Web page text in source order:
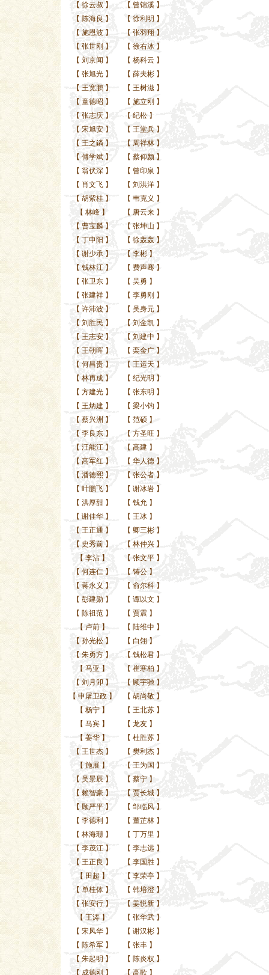
【 徐云叔 】 【 曾锦溪 】
【 陈海良 】 【 徐利明 】
【 施恩波】 【 张羽翔 】
【 张世刚 】 【 徐右冰 】
【 刘京闻 】 【 杨科云 】
【 张旭光】 【 薛夫彬 】
【 王宽鹏】 【 王树滋 】
【 童德昭 】 【 施立刚 】
【 张志庆】 【 纪松 】
【 宋旭安】 【 王堂兵 】
【 王之鏻】 【 周祥林 】
【 傅学斌】 【 蔡仰颜 】
【 翁伏深】 【 曾印泉 】
【 肖文飞】 【 刘洪洋 】
【 胡紫桂】 【 韦克义 】
【 林峰】 【 唐云来 】
【 曹宝麟】 【 张坤山 】
【 丁申阳 】 【 徐轰轰 】
【 谢少承】 【 李彬 】
【 钱林江】 【 费声骞 】
【 张卫东】 【 吴勇 】
【 张建祥】 【 李勇刚 】
【 许沛波】 【 吴身元 】
【 刘胜民 】 【 刘金凯 】
【 王志安】 【 刘建中 】
【 王朝晖】 【 栾金广 】
【 何昌贵】 【 王运天 】
【 林再成】 【 纪光明 】
【 方建光】 【 张东明 】
【 王炳建】 【 梁小钧 】
【 蔡兴洲 】 【 范硕 】
【 李良东】 【 方圣旺 】
【 汪能江】 【 高建 】
【 高军红 】 【 华人德 】
【 潘德熙】 【 张公者 】
【 叶鹏飞】 【 谢冰岩 】
【 洪厚甜】 【 钱允 】
【 谢佳华】 【 王冰 】
【 王正通 】 【 卿三彬 】
【 史秀前】 【 林仲兴 】
【 李沾】 【 张文平 】
【 何连仁】 【 铸公 】
【 蒋永义 】 【 俞尔科 】
【 彭建勋】 【 谭以文 】
【 陈祖范】 【 贾震 】
【 卢前】 【 陆维中 】
【 孙光松】 【 白翎 】
【 朱勇方】 【 钱松君 】
【 马亚 】 【 崔寒柏 】
【 刘月卯 】 【 顾宇驰 】
【 申屠卫政】 【 胡尚敬 】
【 杨宁】 【 王北苏 】
【 马宾】 【 龙友 】
【 姜华】 【 杜胜苏 】
【 王世杰】 【 樊利杰 】
【 施展 】 【 王为国 】
【 吴景辰 】 【 蔡宁 】
【 赖智豪】 【 贾长城 】
【 顾严平】 【 邹临风 】
【 李德利 】 【 董芷林 】
【 林海珊】 【 丁万里 】
【 李茂江】 【 李志远 】
【 王正良 】 【 李国胜 】
【 田超 】 【 李荣亭 】
【 单桂体】 【 韩培澄 】
【 张安行】 【 姜悦新 】
【 王涛】 【 张华武 】
【 宋风华】 【 谢汉彬 】
【 陈希军】 【 张丰 】
【 朱起明 】 【 陈炎权 】
【 成德刚 】 【 高歌 】